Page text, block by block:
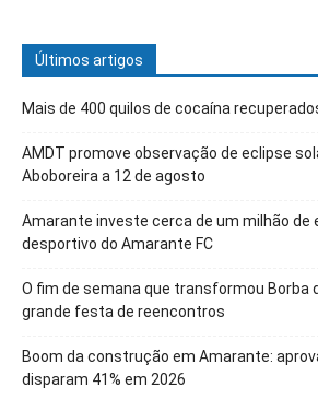
Últimos artigos
Mais de 400 quilos de cocaína
AMDT promove observação de eclipse
Aboboreira a 12 de agosto
Amarante investe cerca de um milhão de
desportivo do Amarante FC
O fim de semana que transformou Borba
grande festa de reencontros
Boom da construção em Amarante:
disparam 41% em 2026